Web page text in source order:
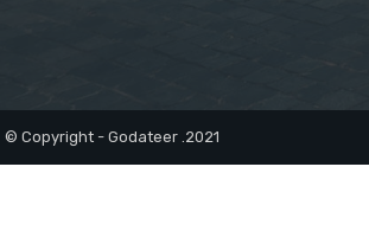
© Copyright - Godateer .2021